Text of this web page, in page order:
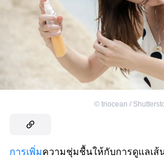
© triocean /
การเพิ่มความชุ่มชื้นให้กับการดูแลเส้